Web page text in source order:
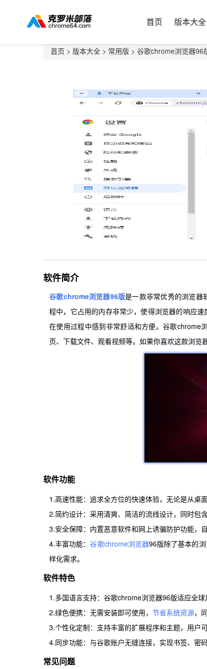
首页 版本大全
首页 > 版本大全 > 常用版 > 谷歌chrome浏览器96
软件简介
谷歌chrome浏览器96版是一款非常优秀的浏览器
程中，它占用的内存非常少，使得浏览器的响应
在使用过程中感到非常舒适和方便。谷歌chrome
页、下载文件、观看视频等。如果你喜欢这款浏览
软件功能
1.高速性能：追求全方位的快速体验，无论是从桌
2.简约设计：采用清爽、简洁的流线设计，同时包
3.安全保障：内置恶意软件和网上诱骗防护功能，
4.丰富功能：谷歌chrome浏览器96版除了基本的
样化需求。
软件特色
1.多国语言支持：谷歌chrome浏览器96版适应全
2.绿色便携：无需安装即可使用， 节省系统资源，
3.个性化定制：支持丰富的扩展程序和主题，用户
4.同步功能：与谷歌账户无缝连接，实现书签、密
常见问题